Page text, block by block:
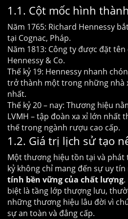
1.1. Cột mốc hình thành
Năm 1765: Richard Hennessy
tại Cognac, Pháp.
Năm 1813: Công ty được đặt tên
Hennessy & Co.
Thế kỷ 19: Hennessy nhanh
trở thành một trong những nhà
nhất.
Thế kỷ 20 – nay: Thương hiệu
LVMH – tập đoàn xa xỉ lớn nhất
thế trong ngành rượu cao cấp.
1.2. Giá trị lịch sử tạo
Một thương hiệu tồn tại và
kỷ không chỉ mang đến sự uy
tính bền vững của chất lượng
biệt là tầng lớp thượng lưu,
những thương hiệu lâu đời vì
sự an toàn và đẳng cấp.